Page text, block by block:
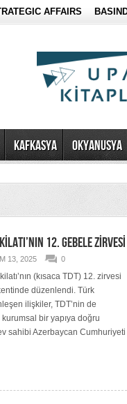
AFFAIRS
KAFKASYA OKYANUSYA
12. GEBELE ZİRVESİ
13, 2025 0
(kısaca TDT) 12. zirvesi
düzenlendi. Türk
ilişkiler, TDT’nin de
bir yapıya doğru
sahibi Azerbaycan Cumhuriyeti